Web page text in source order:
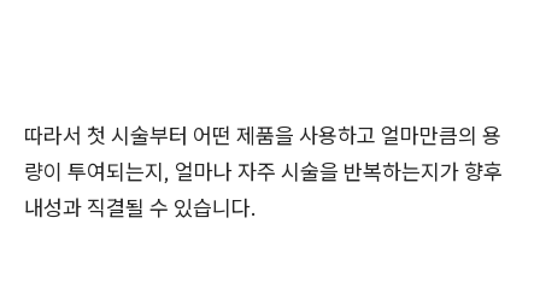
따라서 첫 시술부터 어떤 제품을 사용하고 얼마만큼의 용
량이 투여되는지, 얼마나 자주 시술을 반복하는지가 향후
내성과 직결될 수 있습니다.